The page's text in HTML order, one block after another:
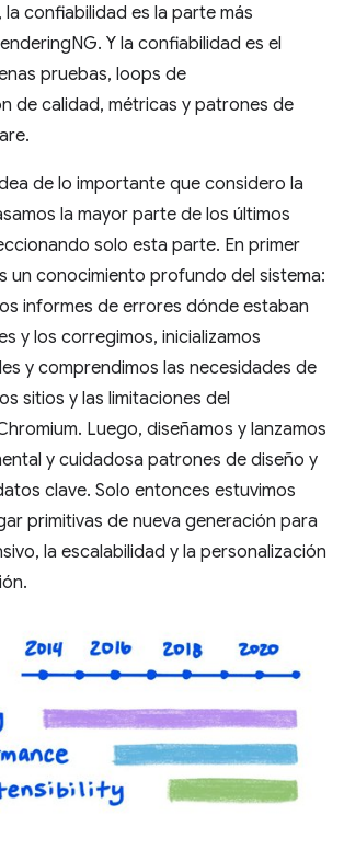
confiabilidad es la parte más
Y la confiabilidad es el
pruebas, loops de
de calidad, métricas y patrones de
de lo importante que considero la
la mayor parte de los últimos
solo esta parte. En primer
un conocimiento profundo del sistema:
informes de errores dónde estaban
y los corregimos, inicializamos
y comprendimos las necesidades de
sitios y las limitaciones del
Luego, diseñamos y lanzamos
y cuidadosa patrones de diseño y
clave. Solo entonces estuvimos
primitivas de nueva generación para
la escalabilidad y la personalización